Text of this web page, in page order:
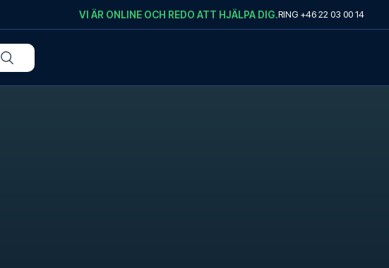
VI ÄR ONLINE OCH REDO ATT HJÄLPA DIG.RING +46 22 03 00 14